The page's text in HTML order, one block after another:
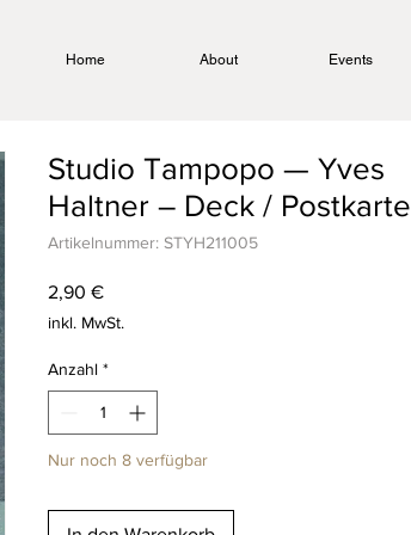
Home About Events
Studio Tampopo — Yves
Haltner – Deck / Postkarte
Artikelnummer: STYH211005
2,90 €Preis
inkl. MwSt.
Anzahl *
Nur noch 8 verfügbar